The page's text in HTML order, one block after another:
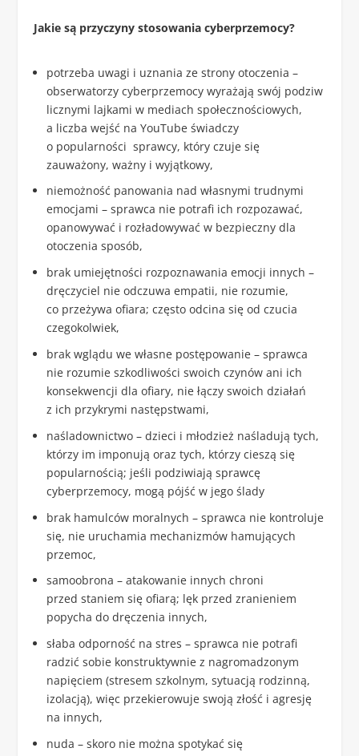
Jakie są przyczyny stosowania cyberprzemocy?
potrzeba uwagi i uznania ze strony otoczenia –
obserwatorzy cyberprzemocy wyrażają swój podziw
licznymi lajkami w mediach społecznościowych,
a liczba wejść na YouTube świadczy
o popularności sprawcy, który czuje się
zauważony, ważny i wyjątkowy,
niemożność panowania nad własnymi trudnymi
emocjami – sprawca nie potrafi ich rozpozawać,
opanowywać i rozładowywać w bezpieczny dla
otoczenia sposób,
brak umiejętności rozpoznawania emocji innych –
dręczyciel nie odczuwa empatii, nie rozumie,
co przeżywa ofiara; często odcina się od czucia
czegokolwiek,
brak wglądu we własne postępowanie – sprawca
nie rozumie szkodliwości swoich czynów ani ich
konsekwencji dla ofiary, nie łączy swoich działań
z ich przykrymi następstwami,
naśladownictwo – dzieci i młodzież naśladują tych,
którzy im imponują oraz tych, którzy cieszą się
popularnością; jeśli podziwiają sprawcę
cyberprzemocy, mogą pójść w jego ślady
brak hamulców moralnych – sprawca nie kontroluje
się, nie uruchamia mechanizmów hamujących
przemoc,
samoobrona – atakowanie innych chroni
przed staniem się ofiarą; lęk przed zranieniem
popycha do dręczenia innych,
słaba odporność na stres – sprawca nie potrafi
radzić sobie konstruktywnie z nagromadzonym
napięciem (stresem szkolnym, sytuacją rodzinną,
izolacją), więc przekierowuje swoją złość i agresję
na innych,
nuda – skoro nie można spotykać się